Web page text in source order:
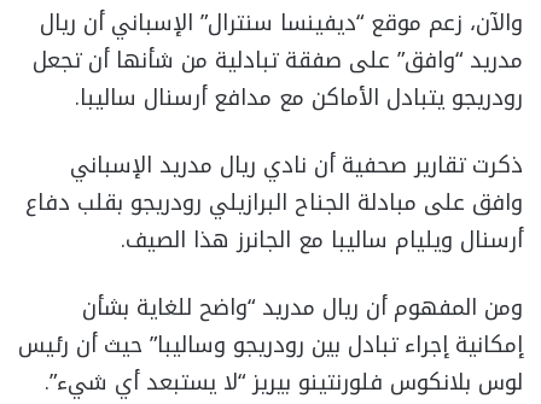
والآن، زعم موقع “ديفينسا سنترال” الإسباني أن ريال
مدريد “وافق” على صفقة تبادلية من شأنها أن تجعل
رودريجو يتبادل الأماكن مع مدافع أرسنال ساليبا.
ذكرت تقارير صحفية أن نادي ريال مدريد الإسباني
وافق على مبادلة الجناح البرازيلي رودريجو بقلب دفاع
أرسنال ويليام ساليبا مع الجانرز هذا الصيف.
ومن المفهوم أن ريال مدريد “واضح للغاية بشأن
إمكانية إجراء تبادل بين رودريجو وساليبا” حيث أن رئيس
لوس بلانكوس فلورنتينو بيريز “لا يستبعد أي شيء”.